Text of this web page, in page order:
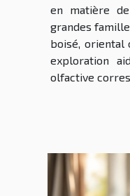
en matière
grandes
boisé, oriental
exploration
olfactive